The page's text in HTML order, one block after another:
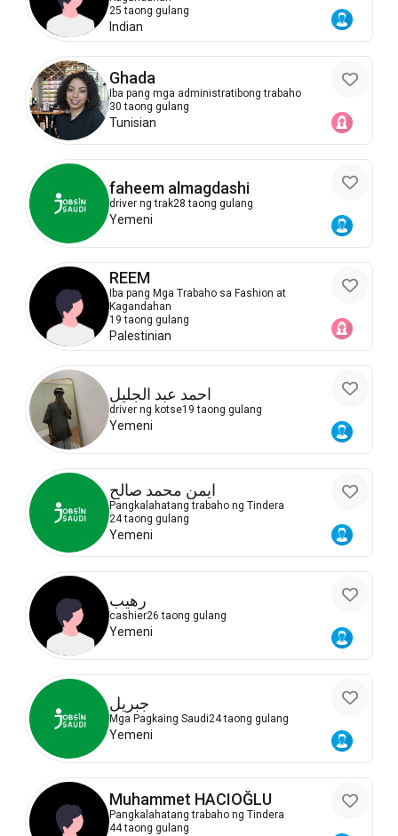
25 taong gulang
Indian
Ghada
Iba pang mga administratibong trabaho
30 taong gulang
Tunisian
faheem almagdashi
driver ng trak28 taong gulang
Yemeni
REEM
Iba pang Mga Trabaho sa Fashion at
Kagandahan
19 taong gulang
Palestinian
احمد عبد الجليل
driver ng kotse19 taong gulang
Yemeni
ايمن محمد صالح
Pangkalahatang trabaho ng Tindera
24 taong gulang
Yemeni
رهيب
cashier26 taong gulang
Yemeni
جبريل
Mga Pagkaing Saudi24 taong gulang
Yemeni
Muhammet HACIOĞLU
Pangkalahatang trabaho ng Tindera
44 taong gulang